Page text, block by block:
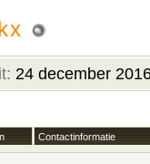
24 december
Contactinformatie